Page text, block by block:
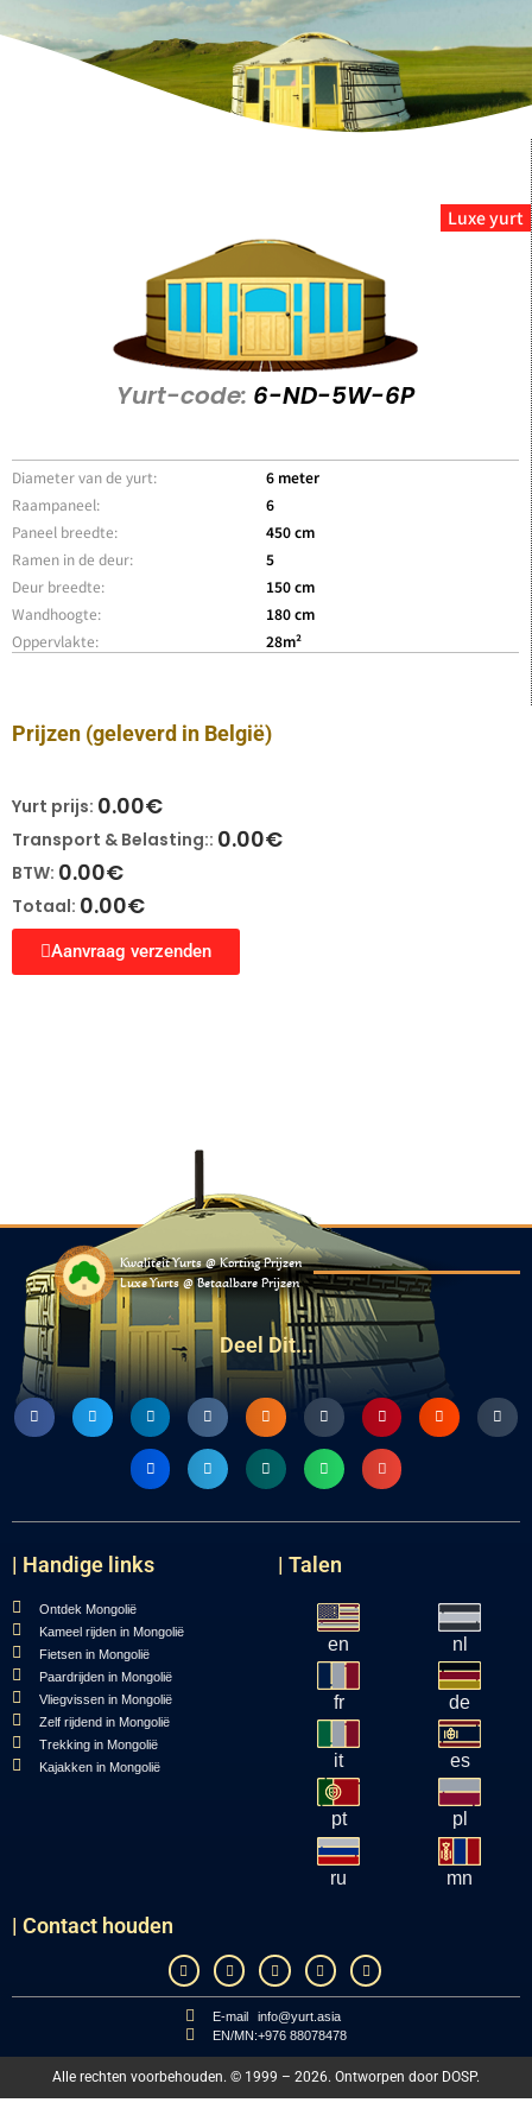
Luxe yurt
Yurt-code: 6-ND-5W-6P
Diameter van de yurt:
Raampaneel:
Paneel breedte:
6 meter
6
450 cm
Ramen in de deur:
Deur breedte:
Wandhoogte:
Oppervlakte:
5
150 cm
180 cm
28m²
Prijzen (geleverd in België)
Yurt prijs: 0.00€
Transport & Belasting:: 0.00€
BTW: 0.00€
Totaal: 0.00€
Aanvraag verzenden
Kwaliteit Yurts @ Korting Prijzen
Luxe Yurts @ Betaalbare Prijzen
Deel Dit...
| Handige links
Ontdek Mongolië
Kameel rijden in Mongolië
Fietsen in Mongolië
Paardrijden in Mongolië
Vliegvissen in Mongolië
Zelf rijdend in Mongolië
Trekking in Mongolië
Kajakken in Mongolië
| Talen
en nl
fr de
it es
pt pl
ru mn
| Contact houden
E-mail
EN/MN:
info@yurt.asia
+976 88078478
Alle rechten voorbehouden. © 1999 – 2026. Ontworpen door DOSP.